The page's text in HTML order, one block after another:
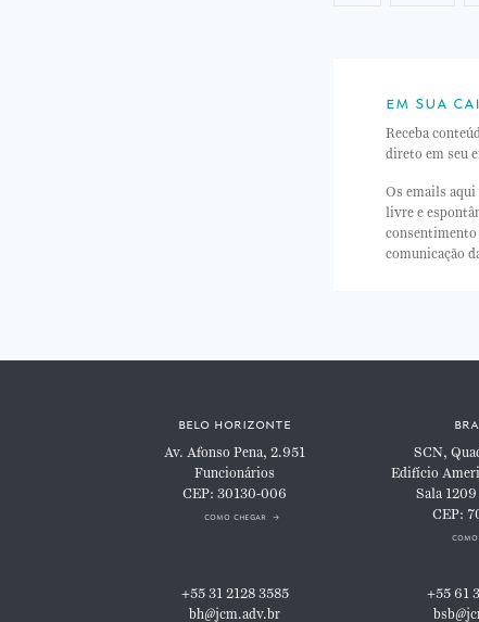
em sua
Receba
direto em seu
Os emails aqui
livre e
consentimento
comunicação
belo horizonte
Av. Afonso Pena, 2.951
Funcionários
CEP: 30130-006
como chegar
+55 31 2128 3585
bh@jcm.adv.br
SCN,
Edifício
Sala
CEP:
+55 61